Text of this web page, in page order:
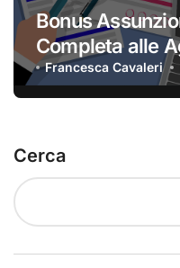
Bonus
Completa alle
Imprese
Francesca Cavaleri
Cerca